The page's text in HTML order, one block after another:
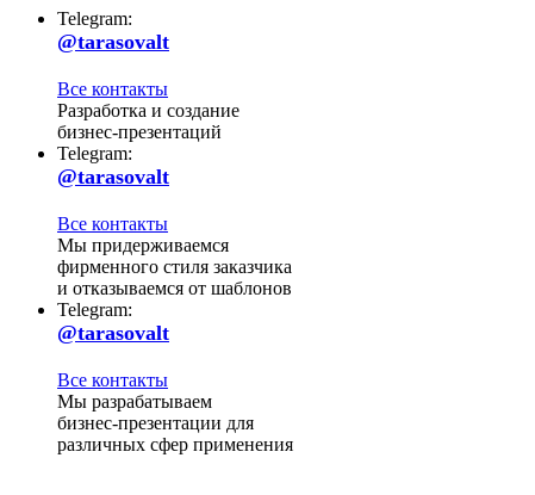
Telegram:
@tarasovalt
Все контакты
Разработка и создание
бизнес-презентаций
Telegram:
@tarasovalt
Все контакты
Мы придерживаемся
фирменного стиля заказчика
и отказываемся от шаблонов
Telegram:
@tarasovalt
Все контакты
Мы разрабатываем
бизнес-презентации для
различных сфер применения